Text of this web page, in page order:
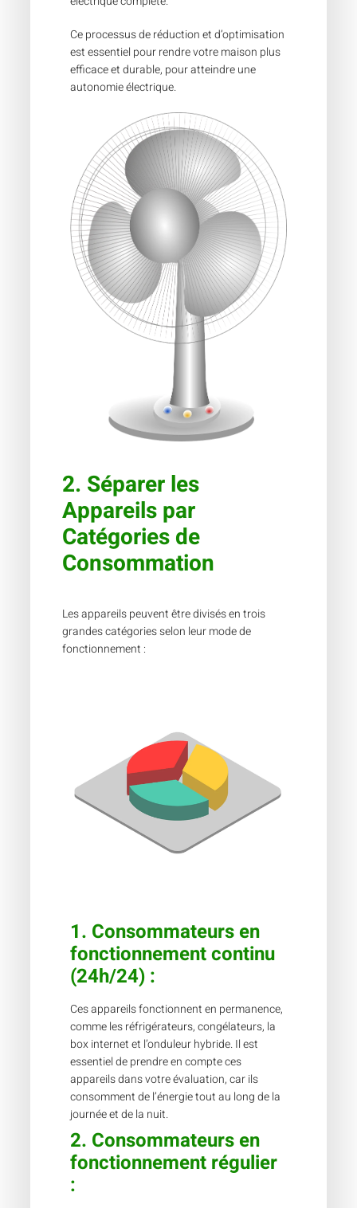
Ce processus de réduction et d’optimisation
est essentiel pour rendre votre maison plus
efficace et durable, pour atteindre une
autonomie électrique.
2. Séparer les
Appareils par
Catégories de
Consommation
Les appareils peuvent être divisés en trois
grandes catégories selon leur mode de
fonctionnement :
1. Consommateurs en
fonctionnement continu
(24h/24) :
Ces appareils fonctionnent en permanence,
comme les réfrigérateurs, congélateurs, la
box internet et l’onduleur hybride. Il est
essentiel de prendre en compte ces
appareils dans votre évaluation, car ils
consomment de l’énergie tout au long de la
journée et de la nuit.
2. Consommateurs en
fonctionnement régulier
: